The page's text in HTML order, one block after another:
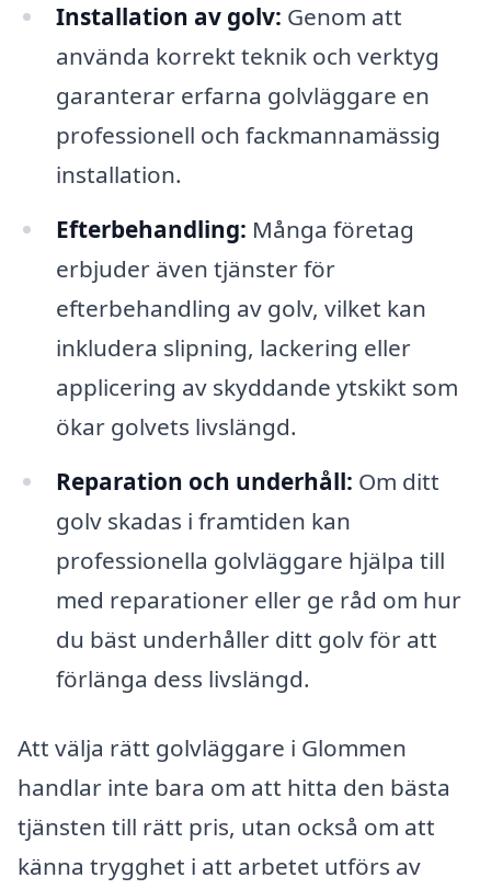
Installation av golv: Genom att
använda korrekt teknik och verktyg
garanterar erfarna golvläggare en
professionell och fackmannamässig
installation.
Efterbehandling: Många företag
erbjuder även tjänster för
efterbehandling av golv, vilket kan
inkludera slipning, lackering eller
applicering av skyddande ytskikt som
ökar golvets livslängd.
Reparation och underhåll: Om ditt
golv skadas i framtiden kan
professionella golvläggare hjälpa till
med reparationer eller ge råd om hur
du bäst underhåller ditt golv för att
förlänga dess livslängd.
Att välja rätt golvläggare i Glommen
handlar inte bara om att hitta den bästa
tjänsten till rätt pris, utan också om att
känna trygghet i att arbetet utförs av